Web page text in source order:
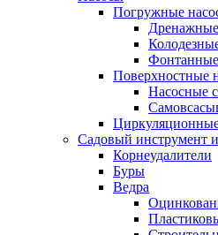
Погружные
Поверхностные
Насосные
Садовый инструмент
Корнеудалители
Буры
Ведра